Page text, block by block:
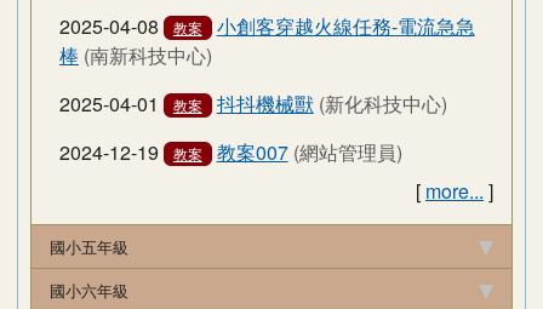
2025-04-08
教案
小創客穿越火線任務-電流急急
棒 (南新科技中心)
2025-04-01
教案 抖抖機械獸 (新化科技中心)
2024-12-19
教案 教案007 (網站管理員)
[ more... ]
國小五年級
國小六年級